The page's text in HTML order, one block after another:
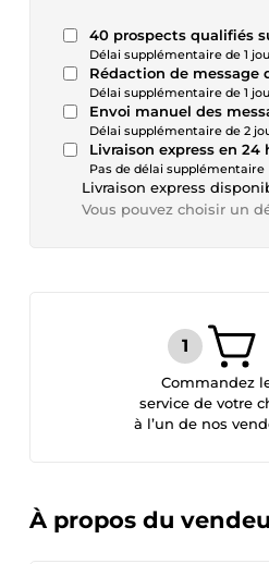
40 prospects qualifiés
Délai supplémentaire de 1
Rédaction de message
Délai supplémentaire de 1
Envoi manuel des
Délai supplémentaire de 2
Livraison express en 24
Pas de délai supplémentaire
Livraison express
Vous pouvez choisir un
Commandez
service de votre
à l’un de nos
À propos du